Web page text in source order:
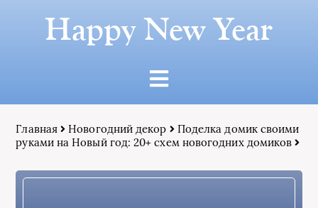
Happy New Year
Главная Новогодний декор
Поделка домик своими
руками на Новый год: 20+ схем новогодних домиков